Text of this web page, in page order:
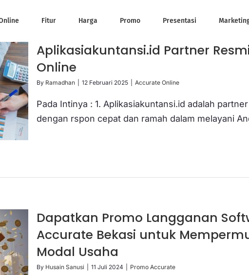
Fitur Harga Promo Presentasi
Aplikasiakuntansi.id Partner
Online
By Ramadhan 12 Februari 2025 Accurate Online
Pada Intinya : 1. Aplikasiakuntansi.id adalah
dengan rspon cepat dan ramah dalam melayani
Dapatkan Promo Langganan
Accurate Bekasi untuk
Modal Usaha
By Husain Sanusi 11 Juli 2024 Promo Accurate